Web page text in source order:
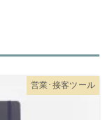
営業･接客ツール